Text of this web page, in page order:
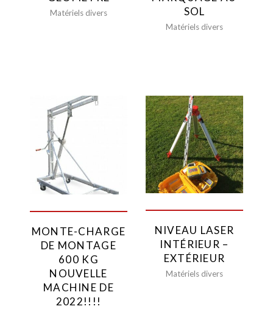
Matériels divers
SOL
Matériels divers
MONTE-CHARGE
DE MONTAGE
600 KG
NOUVELLE
MACHINE DE
2022!!!!
NIVEAU LASER
INTÉRIEUR –
EXTÉRIEUR
Matériels divers